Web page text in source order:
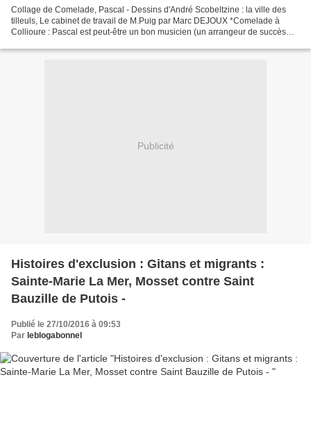
Collage de Comelade, Pascal - Dessins d'André Scobeltzine : la ville des
tilleuls, Le cabinet de travail de M.Puig par Marc DEJOUX *Comelade à
Collioure : Pascal est peut-être un bon musicien (un arrangeur de succès
Publicité
Histoires d'exclusion : Gitans et migrants :
Sainte-Marie La Mer, Mosset contre Saint
Bauzille de Putois -
Publié le 27/10/2016 à 09:53
Par leblogabonnel